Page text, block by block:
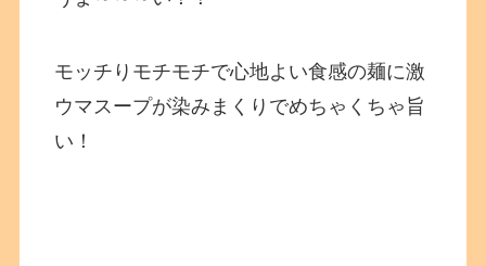
モッチりモチモチで心地よい食感の麺に激
ウマスープが染みまくりでめちゃくちゃ旨
い！